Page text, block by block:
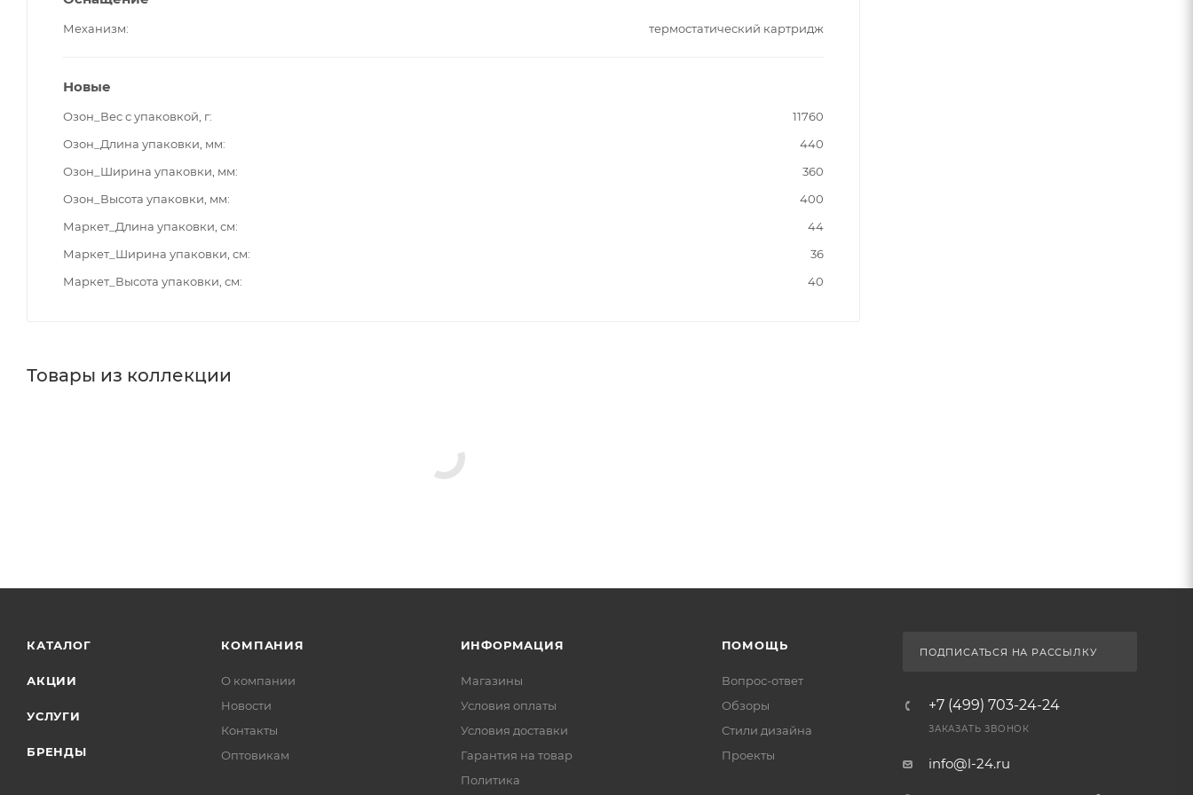
Механизм термостатический картридж
Новые
Озон_Вес с упаковкой, г
11760
Озон_Длина упаковки, мм
440
Озон_Ширина упаковки, мм
360
Озон_Высота упаковки, мм
400
Маркет_Длина упаковки, см
44
Маркет_Ширина упаковки, см
36
Маркет_Высота упаковки, см
40
Товары из коллекции
КАТАЛОГ
АКЦИИ
УСЛУГИ
БРЕНДЫ
КОМПАНИЯ
О компании
Новости
Контакты
Оптовикам
ИНФОРМАЦИЯ
Магазины
Условия оплаты
Условия доставки
Гарантия на товар
Политика
ПОМОЩЬ
Вопрос-ответ
Обзоры
Стили дизайна
Проекты
ПОДПИСАТЬСЯ НА РАССЫЛКУ
+7 (499) 703-24-24
ЗАКАЗАТЬ ЗВОНОК
info@l-24.ru